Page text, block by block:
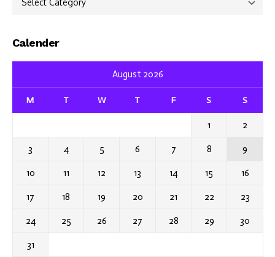
Calender
August 2026
M T W T F S S
1 2
3 4 5 6 7 8 9
10 11 12 13 14 15 16
17 18 19 20 21 22 23
24 25 26 27 28 29 30
31